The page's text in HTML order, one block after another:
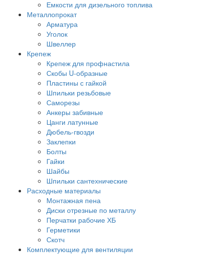
Емкости для дизельного топлива
Металлопрокат
Арматура
Уголок
Швеллер
Крепеж
Крепеж для профнастила
Скобы U-образные
Пластины с гайкой
Шпильки резьбовые
Саморезы
Анкеры забивные
Цанги латунные
Дюбель-гвозди
Заклепки
Болты
Гайки
Шайбы
Шпильки сантехнические
Расходные материалы
Монтажная пена
Диски отрезные по металлу
Перчатки рабочие ХБ
Герметики
Скотч
Комплектующие для вентиляции